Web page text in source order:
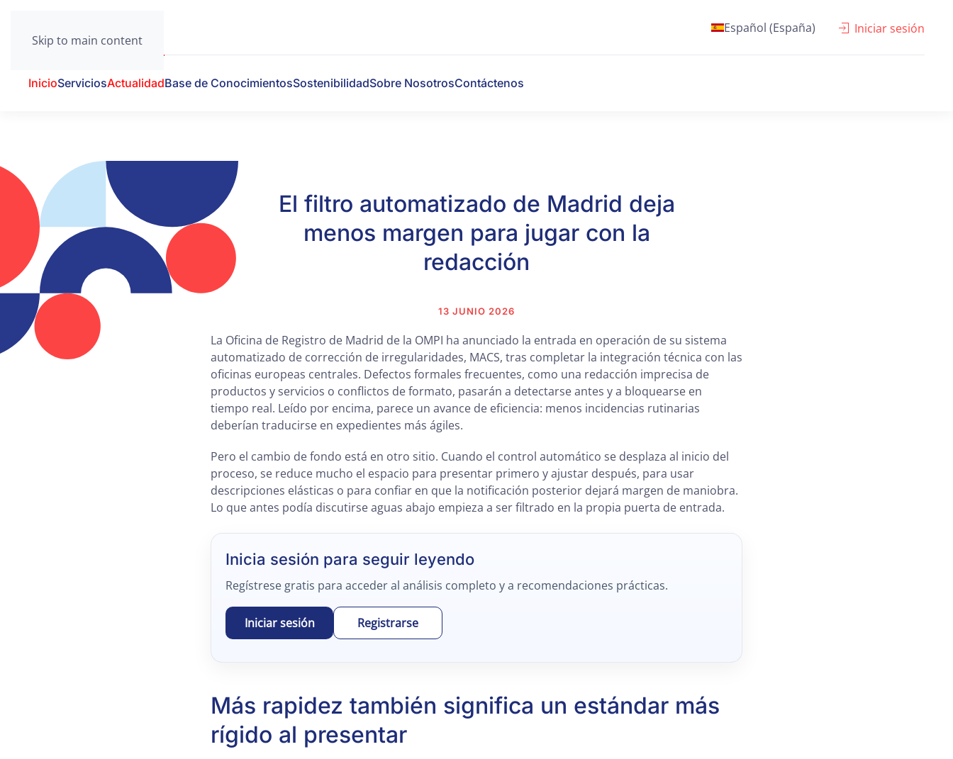
Skip to main content
Español (España) Iniciar sesión
InicioServiciosActualidadBase de ConocimientosSostenibilidadSobre NosotrosContáctenos
El filtro automatizado de Madrid deja
menos margen para jugar con la
redacción
13 JUNIO 2026
La Oficina de Registro de Madrid de la OMPI ha anunciado la entrada en operación de su sistema
automatizado de corrección de irregularidades, MACS, tras completar la integración técnica con las
oficinas europeas centrales. Defectos formales frecuentes, como una redacción imprecisa de
productos y servicios o conflictos de formato, pasarán a detectarse antes y a bloquearse en
tiempo real. Leído por encima, parece un avance de eficiencia: menos incidencias rutinarias
deberían traducirse en expedientes más ágiles.
Pero el cambio de fondo está en otro sitio. Cuando el control automático se desplaza al inicio del
proceso, se reduce mucho el espacio para presentar primero y ajustar después, para usar
descripciones elásticas o para confiar en que la notificación posterior dejará margen de maniobra.
Lo que antes podía discutirse aguas abajo empieza a ser filtrado en la propia puerta de entrada.
Inicia sesión para seguir leyendo
Regístrese gratis para acceder al análisis completo y a recomendaciones prácticas.
Iniciar sesión Registrarse
Más rapidez también significa un estándar más
rígido al presentar